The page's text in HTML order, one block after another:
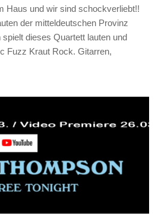
Haus und wir sind schockverliebt!!
der mitteldeutschen Provinz
dieses Quartett lauten und
Fuzz Kraut Rock. Gitarren,